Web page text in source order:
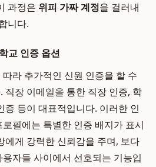
과정은 위피 가짜 계정을 걸러내
니다.
교 인증 옵션
라 추가적인 신원 인증을 할 수
직장 이메일을 통한 직장 인증, 학
증 등이 대표적입니다. 이러한 인
필에는 특별한 인증 배지가 표시
에게 강력한 신뢰감을 주며, 보다
자들 사이에서 선호되는 기능입